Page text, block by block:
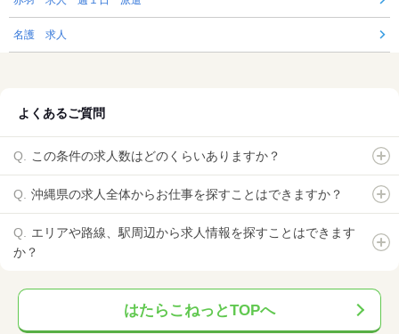
名護 求人
よくあるご質問
この条件の求人数はどのくらいありますか？
沖縄県の求人全体からお仕事を探すことはできますか？
エリアや路線、駅周辺から求人情報を探すことはできます
か？
はたらこねっとTOPへ